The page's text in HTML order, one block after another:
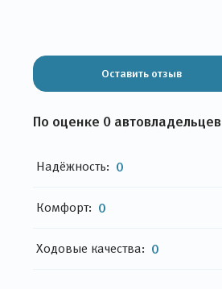
Оставить отзыв
По оценке 0 автовладельцев
Надёжность: 0
Комфорт: 0
Ходовые качества: 0